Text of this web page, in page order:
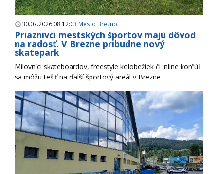
30.07.2026 08:12:03 Mesto Brezno
Priaznivci mestských športov majú dôvod
na radosť. V Brezne pribudne nový
skatepark
Milovníci skateboardov, freestyle kolobežiek či inline korčúľ
sa môžu tešiť na ďalší športový areál v Brezne. ...